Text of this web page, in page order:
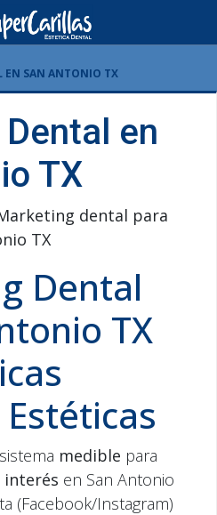
EN SAN ANTONIO TX
en
TX
dental para
TX
Dental
TX
medible para
interés en San Antonio
(Facebook/Instagram)